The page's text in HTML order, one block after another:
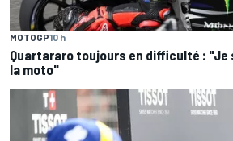
MOTOGP10 h
Quartararo toujours en difficulté :
la moto"